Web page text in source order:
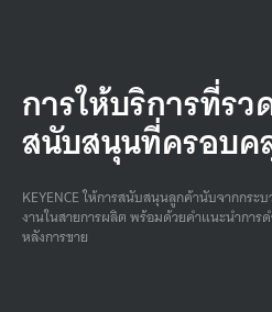
การให้บริการที่รว
สนับสนุนที่ครอบค
KEYENCE ให้การสนับสนุนลูกค้านับจากกระ
งานในสายการผลิต พร้อมด้วยคําแนะนําการ
หลังการขาย